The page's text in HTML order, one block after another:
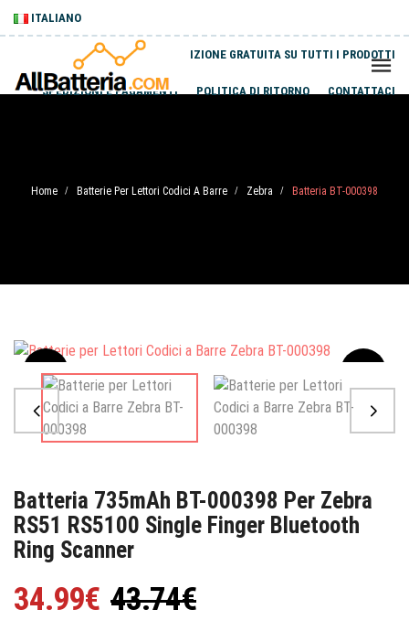
ITALIANO
SPEDIZIONE GRATUITA SU TUTTI I PRODOTTI
SPEDIZIONI E PAGAMENTI POLITICA DI RITORNO CONTATTACI
Home / Batterie Per Lettori Codici A Barre / Zebra / Batteria BT-000398
Sale
Batteria 735mAh BT-000398 Per Zebra
RS51 RS5100 Single Finger Bluetooth
Ring Scanner
34.99€ 43.74€